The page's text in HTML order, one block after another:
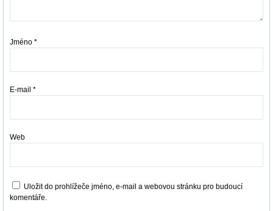
Jméno *
E-mail *
Web
Uložit do prohlížeče jméno, e-mail a webovou stránku pro budoucí
komentáře.